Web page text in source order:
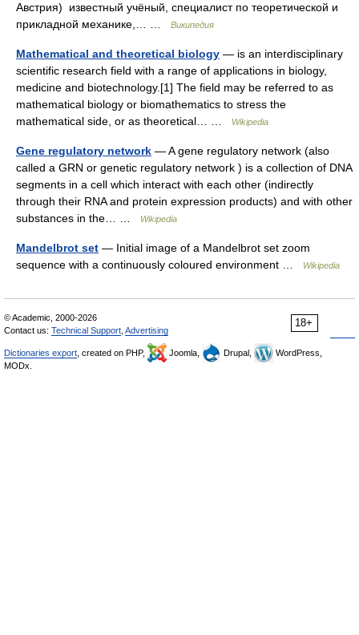
Австрия) известный учёный, специалист по теоретической и
прикладной механике,… …
Википедия
Mathematical and theoretical biology — is an interdisciplinary
scientific research field with a range of applications in biology,
medicine and biotechnology.[1] The field may be referred to as
mathematical biology or biomathematics to stress the
mathematical side, or as theoretical… …
Wikipedia
Gene regulatory network — A gene regulatory network (also
called a GRN or genetic regulatory network ) is a collection of DNA
segments in a cell which interact with each other (indirectly
through their RNA and protein expression products) and with other
substances in the… …
Wikipedia
Mandelbrot set — Initial image of a Mandelbrot set zoom
sequence with a continuously coloured environment …
Wikipedia
18+
© Academic, 2000-2026
Contact us: Technical Support Advertising
Dictionaries export , created on PHP, Joomla, Drupal,
WordPress,
MODx.